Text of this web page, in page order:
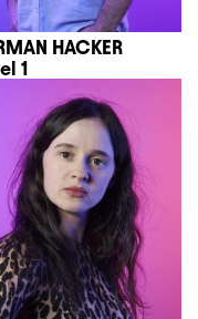
HACKER
1